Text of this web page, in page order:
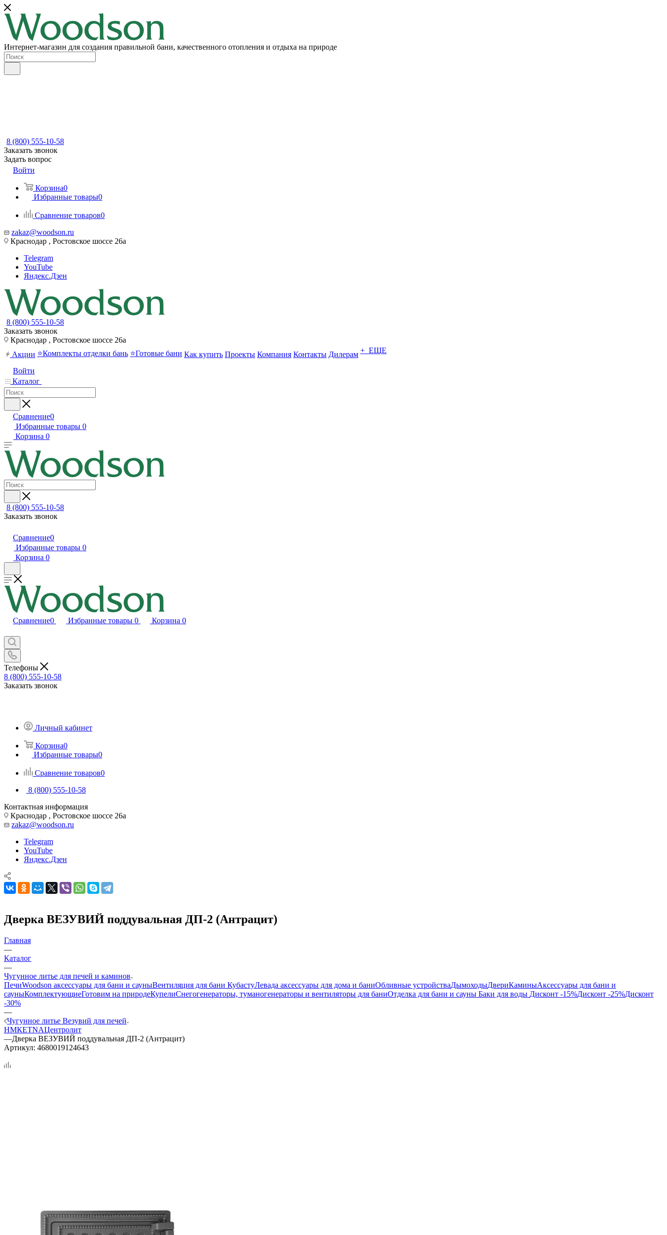
Интернет-магазин для создания правильной бани, качественного отопления и отдыха на природе
8 (800) 555-10-58
Заказать звонок
Задать вопрос
Войти
Корзина0
Избранные товары0
Сравнение товаров0
zakaz@woodson.ru
Краснодар , Ростовское шоссе 26а
Telegram
YouTube
Яндекс.Дзен
8 (800) 555-10-58
Заказать звонок
Краснодар , Ростовское шоссе 26а
Акции ⭐Комплекты отделки бань ⭐Готовые бани Как купить Проекты Компания Контакты Дилерам + ЕЩЕ
Войти
Каталог
Сравнение0
Избранные товары 0
Корзина 0
8 (800) 555-10-58
Заказать звонок
Сравнение0
Избранные товары 0
Корзина 0
Сравнение0 Избранные товары 0 Корзина 0
Телефоны
8 (800) 555-10-58
Заказать звонок
Личный кабинет
Корзина0
Избранные товары0
Сравнение товаров0
8 (800) 555-10-58
Контактная информация
Краснодар , Ростовское шоссе 26а
zakaz@woodson.ru
Telegram
YouTube
Яндекс.Дзен
Дверка ВЕЗУВИЙ поддувальная ДП-2 (Антрацит)
Главная
—
Каталог
—
Чугунное литье для печей и каминов
ПечиWoodson аксессуары для бани и сауныВентиляция для бани КубастуЛевада аксессуары для дома и баниОбливные устройстваДымоходыДвериКаминыАксессуары для бани и
сауныКомплектующиеГотовим на природеКупелиСнегогенераторы, туманогенераторы и вентиляторы для баниОтделка для бани и сауны Баки для воды Дисконт -15%Дисконт -25%Дисконт
-30%
—
Чугунное литье Везувий для печей
НМКETNAЦентролит
—Дверка ВЕЗУВИЙ поддувальная ДП-2 (Антрацит)
Артикул: 4680019124643